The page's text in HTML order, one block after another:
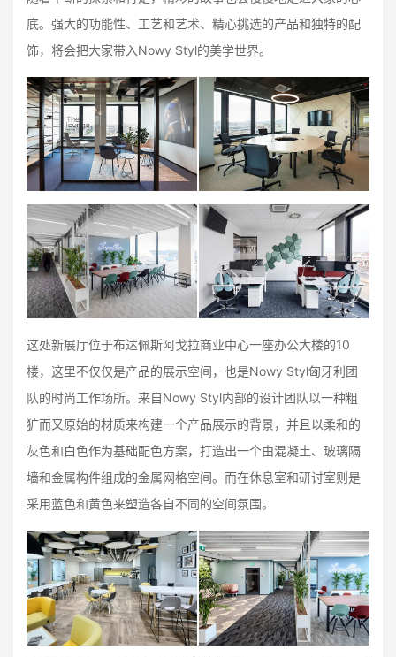
底。强大的功能性、工艺和艺术、精心挑选的产品和独特的配
饰，将会把大家带入Nowy Styl的美学世界。
这处新展厅位于布达佩斯阿戈拉商业中心一座办公大楼的10
楼，这里不仅仅是产品的展示空间，也是Nowy Styl匈牙利团
队的时尚工作场所。来自Nowy Styl内部的设计团队以一种粗
犷而又原始的材质来构建一个产品展示的背景，并且以柔和的
灰色和白色作为基础配色方案，打造出一个由混凝土、玻璃隔
墙和金属构件组成的金属网格空间。而在休息室和研讨室则是
采用蓝色和黄色来塑造各自不同的空间氛围。